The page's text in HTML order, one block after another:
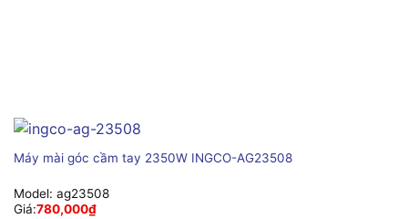
Máy mài góc cầm tay 2350W INGCO-AG23508
Model: ag23508
Giá:780,000₫